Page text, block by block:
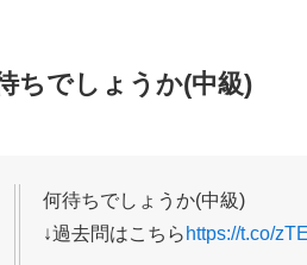
ちでしょうか(中級)
何待ちでしょうか(中級)
↓過去問はこちら https://t.co/